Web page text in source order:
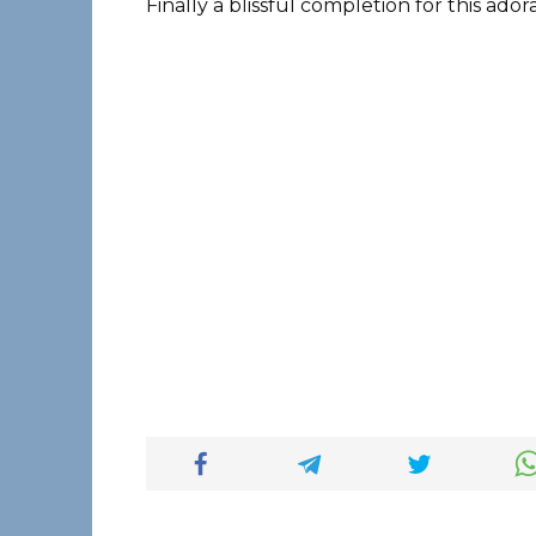
Finally a blissful completion for this